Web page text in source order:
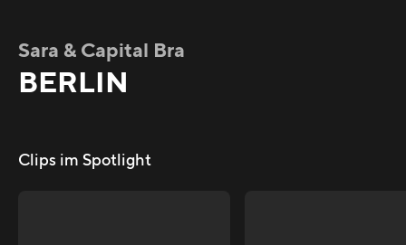
Sara & Capital Bra
BERLIN
Clips im Spotlight